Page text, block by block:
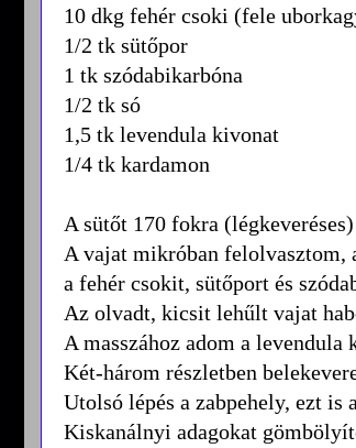
10 dkg fehér csoki (fele
1/2 tk sütőpor
1 tk szódabikarbóna
1/2 tk só
1,5 tk levendula kivonat
1/4 tk kardamon
A sütőt 170 fokra
A vajat mikróban felolvasztom,
a fehér csokit, sütőport és
Az olvadt, kicsit lehűlt vajat
A masszához adom a levendula
Két-három részletben
Utolsó lépés a zabpehely, ezt is
Kiskanálnyi adagokat